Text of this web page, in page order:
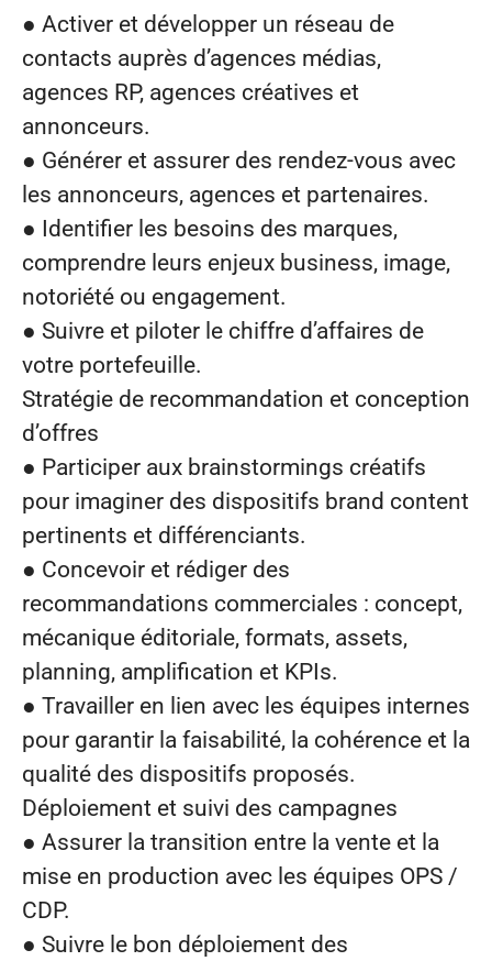
● Activer et développer un réseau de
contacts auprès d’agences médias,
agences RP, agences créatives et
annonceurs.
● Générer et assurer des rendez-vous avec
les annonceurs, agences et partenaires.
● Identifier les besoins des marques,
comprendre leurs enjeux business, image,
notoriété ou engagement.
● Suivre et piloter le chiffre d’affaires de
votre portefeuille.
Stratégie de recommandation et conception
d’offres
● Participer aux brainstormings créatifs
pour imaginer des dispositifs brand content
pertinents et différenciants.
● Concevoir et rédiger des
recommandations commerciales : concept,
mécanique éditoriale, formats, assets,
planning, amplification et KPIs.
● Travailler en lien avec les équipes internes
pour garantir la faisabilité, la cohérence et la
qualité des dispositifs proposés.
Déploiement et suivi des campagnes
● Assurer la transition entre la vente et la
mise en production avec les équipes OPS /
CDP.
● Suivre le bon déploiement des